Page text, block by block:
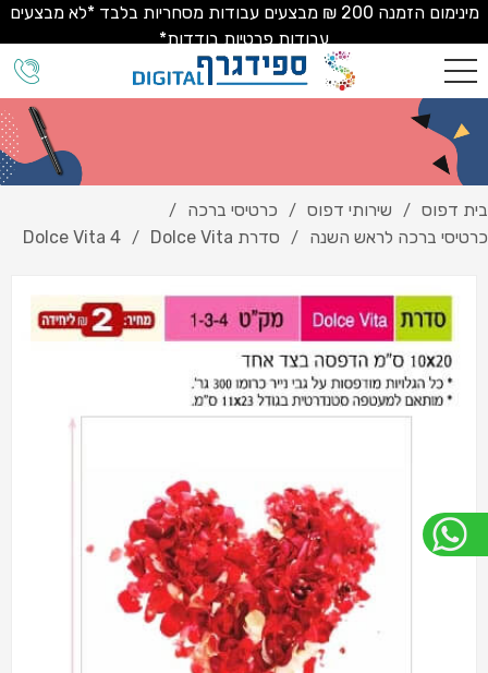
מינימום הזמנה 200 ₪ מבצעים עבודות מסחריות בלבד *לא מבצעים
עבודות פרטיות בודדות*
בית דפוס / שירותי דפוס / כרטיסי ברכה /
כרטיסי ברכה לראש השנה / סדרת Dolce Vita /
Dolce Vita 4